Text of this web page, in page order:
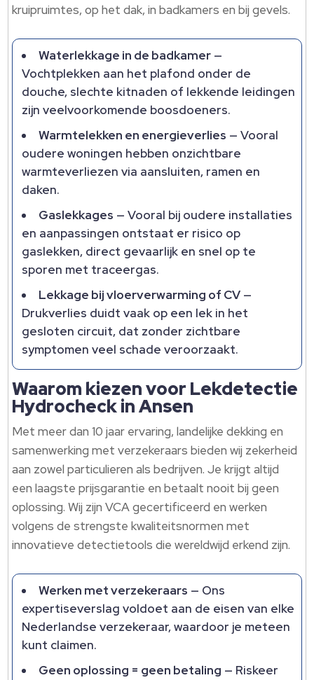
kruipruimtes, op het dak, in badkamers en bij gevels.​
Waterlekkage in de badkamer —
Vochtplekken aan het plafond onder de
douche, slechte kitnaden of lekkende leidingen
zijn veelvoorkomende boosdoeners.​
Warmtelekken en energieverlies — Vooral
oudere woningen hebben onzichtbare
warmteverliezen via aansluiten, ramen en
daken.​
Gaslekkages — Vooral bij oudere installaties
en aanpassingen ontstaat er risico op
gaslekken, direct gevaarlijk en snel op te
sporen met traceergas.​
Lekkage bij vloerverwarming of CV —
Drukverlies duidt vaak op een lek in het
gesloten circuit, dat zonder zichtbare
symptomen veel schade veroorzaakt.​
Waarom kiezen voor Lekdetectie
Hydrocheck in Ansen
Met meer dan 10 jaar ervaring, landelijke dekking en
samenwerking met verzekeraars bieden wij zekerheid
aan zowel particulieren als bedrijven.​ Je krijgt altijd
een laagste prijsgarantie en betaalt nooit bij geen
oplossing.​ Wij zijn VCA gecertificeerd en werken
volgens de strengste kwaliteitsnormen met
innovatieve detectietools die wereldwijd erkend zijn.​
Werken met verzekeraars — Ons
expertiseverslag voldoet aan de eisen van elke
Nederlandse verzekeraar, waardoor je meteen
kunt claimen.​
Geen oplossing = geen betaling — Riskeer